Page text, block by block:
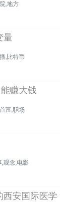
,地方
量
,比特币
赚大钱
富,职场
,观念,电影
西安国际医学